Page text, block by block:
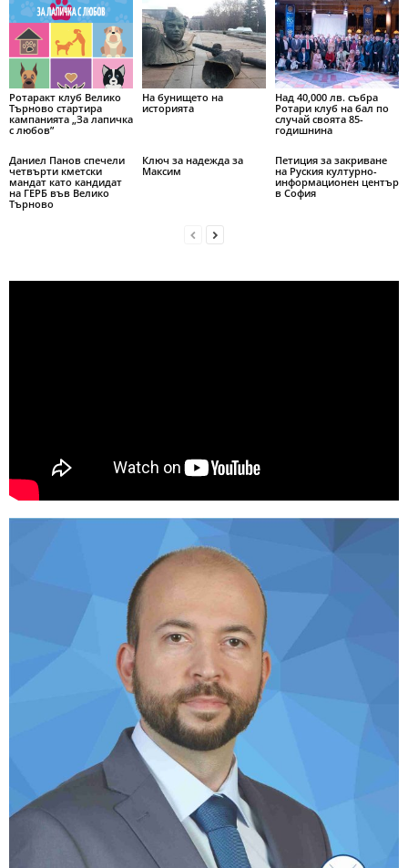
Ротаракт клуб Велико
Търново стартира
кампанията „За лапичка
с любов”
На бунището на
историята
Над 40,000 лв. събра
Ротари клуб на бал по
случай своята 85-
годишнина
Даниел Панов спечели
четвърти кметски
мандат като кандидат
на ГЕРБ във Велико
Търново
Ключ за надежда за
Максим
Петиция за закриване
на Руския културно-
информационен център
в София